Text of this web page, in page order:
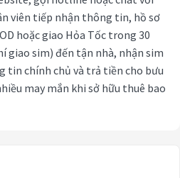
viên tiếp nhận thông tin, hồ sơ
hoặc giao Hỏa Tốc trong 30
giao sim) đến tận nhà, nhận sim
tin chính chủ và trả tiền cho bưu
may mắn khi sở hữu thuê bao